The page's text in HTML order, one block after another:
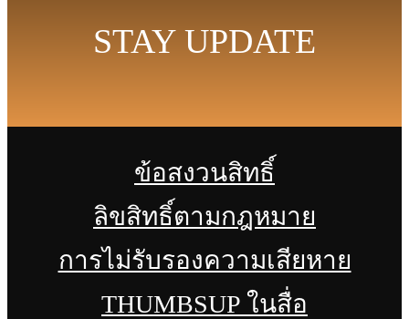
STAY UPDATE
ข้อสงวนสิทธิ์
ลิขสิทธิ์ตามกฎหมาย
การไม่รับรองความเสียหาย
THUMBSUP ในสื่อ